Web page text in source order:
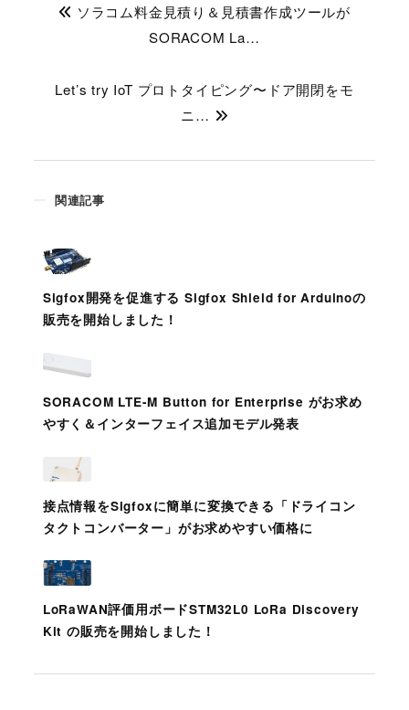
関連記事
Sigfox開発を促進する Sigfox Shield for Arduinoの
販売を開始しました！
SORACOM LTE-M Button for Enterprise がお求め
やすく＆インターフェイス追加モデル発表
接点情報をSigfoxに簡単に変換できる「ドライコン
タクトコンバーター」がお求めやすい価格に
LoRaWAN評価用ボードSTM32L0 LoRa Discovery
Kit の販売を開始しました！
ソラコム料金見積り＆見積書作成ツールが
SORACOM La…
Let’s try IoT プロトタイピング〜ドア開閉をモ
ニ…